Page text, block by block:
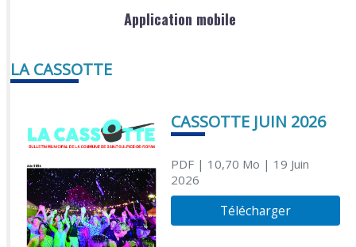
Application mobile
LA CASSOTTE
CASSOTTE JUIN 2026
PDF| 10,70 Mo | 19 Juin
2026
Télécharger